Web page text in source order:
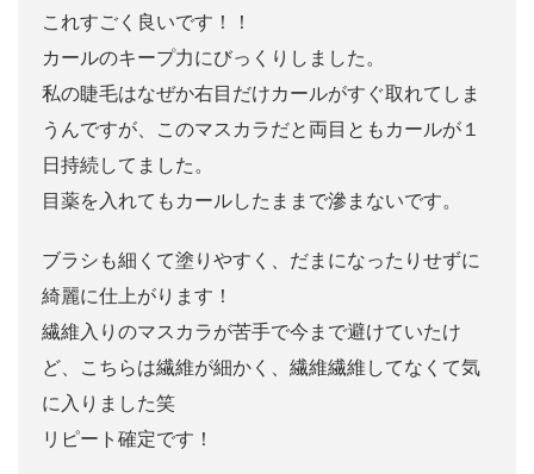
これすごく良いです！！
カールのキープ力にびっくりしました。
私の睫毛はなぜか右目だけカールがすぐ取れてしま
うんですが、このマスカラだと両目ともカールが１
日持続してました。
目薬を入れてもカールしたままで滲まないです。
ブラシも細くて塗りやすく、だまになったりせずに
綺麗に仕上がります！
繊維入りのマスカラが苦手で今まで避けていたけ
ど、こちらは繊維が細かく、繊維繊維してなくて気
に入りました笑
リピート確定です！